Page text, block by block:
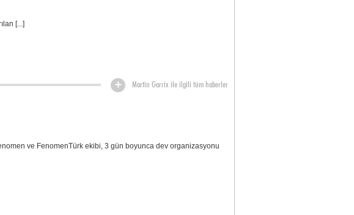
[...]
Martin Garrix ile ilgili tüm haberler
ve FenomenTürk ekibi, 3 gün boyunca dev organizasyonu